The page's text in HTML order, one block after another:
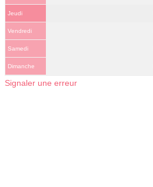
Jeudi
Vendredi
Samedi
Dimanche
Signaler une erreur